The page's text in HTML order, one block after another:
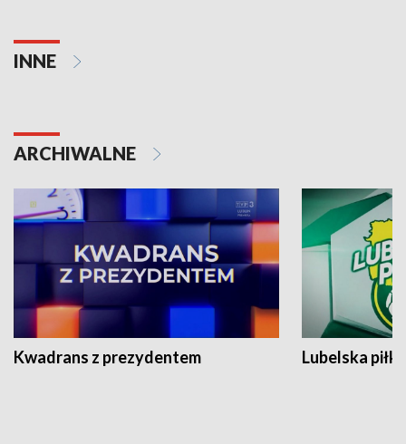
INNE
ARCHIWALNE
Kwadrans z prezydentem Lubelska piłka